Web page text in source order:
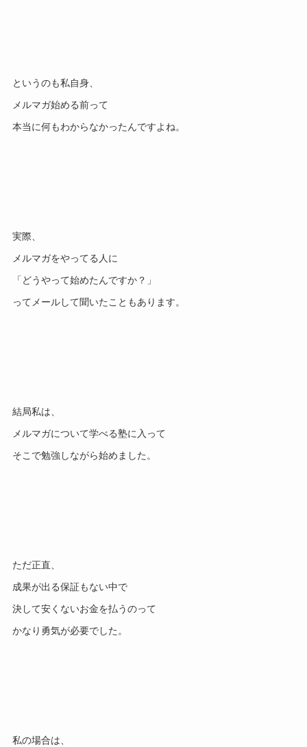
というのも私自身、
メルマガ始める前って
本当に何もわからなかったんですよね。
実際、
メルマガをやってる人に
「どうやって始めたんですか？」
ってメールして聞いたこともあります。
結局私は、
メルマガについて学べる塾に入って
そこで勉強しながら始めました。
ただ正直、
成果が出る保証もない中で
決して安くないお金を払うのって
かなり勇気が必要でした。
私の場合は、